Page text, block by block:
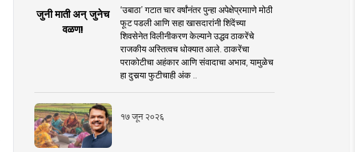
जुनी माती अन् जुनेच
वळण!
‘उबाठा’ गटात चार वर्षांनंतर पुन्हा अपेक्षेप्रमााणे मोठी
फूट पडली आणि सहा खासदारांनी शिंदेंच्या
शिवसेनेत विलीनीकरण केल्याने उद्धव ठाकरेंचे
राजकीय अस्तित्वच धोक्यात आले. ठाकरेंचा
पराकोटीचा अहंकार आणि संवादाचा अभाव, यामुळेच
हा दुसर्‍या फुटीचाही अंक ..
१७ जून २०२६